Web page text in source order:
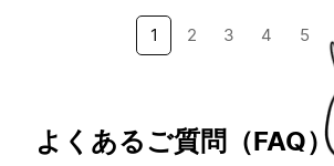
1 2 3 4 5
よくあるご質問（FAQ）